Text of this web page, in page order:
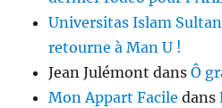
Universitas Islam
retourne à Man U !
Jean Julémont dansÔ
Mon Appart Facile dans